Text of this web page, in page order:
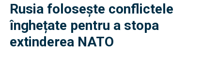
Rusia folosește conflictele
înghețate pentru a stopa
extinderea NATO